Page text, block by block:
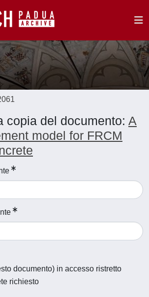
copia del documento: A
model for FRCM
documento) in accesso ristretto
richiesto